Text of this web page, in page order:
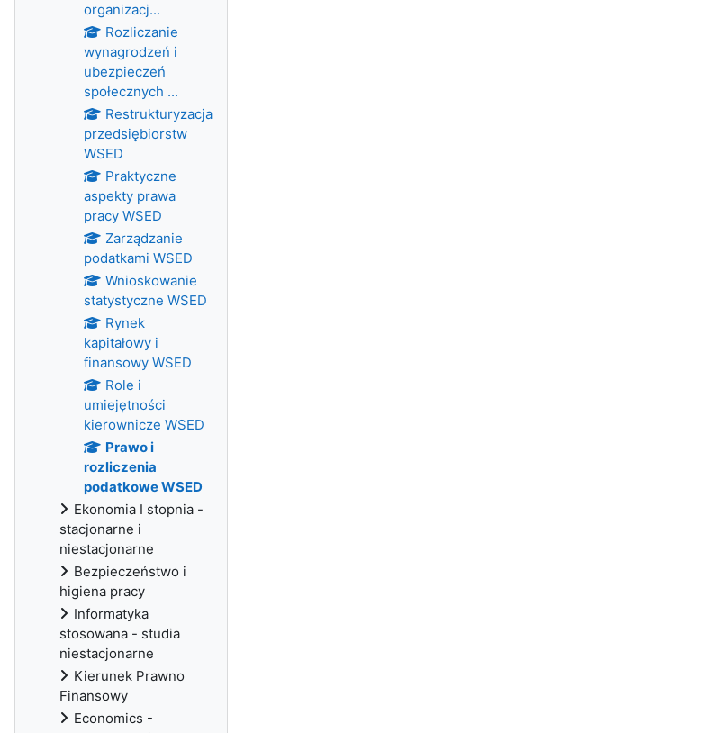
organizacj...
Rozliczanie
wynagrodzeń i
ubezpieczeń
społecznych ...
Restrukturyzacja
przedsiębiorstw
WSED
Praktyczne
aspekty prawa
pracy WSED
Zarządzanie
podatkami WSED
Wnioskowanie
statystyczne WSED
Rynek
kapitałowy i
finansowy WSED
Role i
umiejętności
kierownicze WSED
Prawo i
rozliczenia
podatkowe WSED
Ekonomia I stopnia -
stacjonarne i
niestacjonarne
Bezpieczeństwo i
higiena pracy
Informatyka
stosowana - studia
niestacjonarne
Kierunek Prawno
Finansowy
Economics -